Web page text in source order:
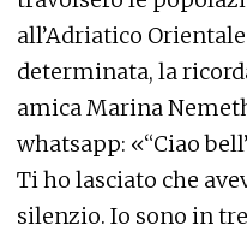
all’Adriatico
determinata, la
amica Marina
whatsapp: «“Ciao
Ti ho lasciato che
silenzio. Io sono in